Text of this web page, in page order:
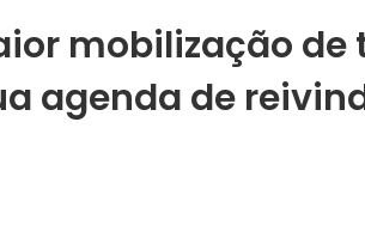
mobilização
agenda de